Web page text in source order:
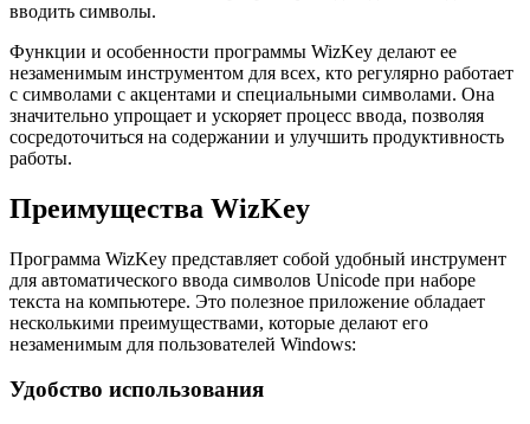
вводить символы.
Функции и особенности программы WizKey делают ее
незаменимым инструментом для всех, кто регулярно работает
с символами с акцентами и специальными символами. Она
значительно упрощает и ускоряет процесс ввода, позволяя
сосредоточиться на содержании и улучшить продуктивность
работы.
Преимущества WizKey
Программа WizKey представляет собой удобный инструмент
для автоматического ввода символов Unicode при наборе
текста на компьютере. Это полезное приложение обладает
несколькими преимуществами, которые делают его
незаменимым для пользователей Windows:
Удобство использования